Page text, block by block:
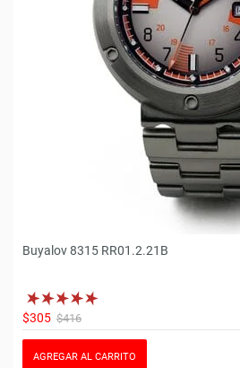
Buyalov 8315 RR01.2.21B
$305 $416
AGREGAR AL CARRITO